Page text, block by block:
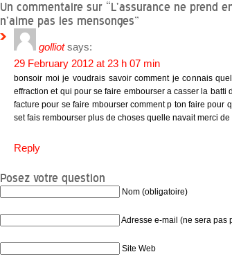
Un commentaire sur “L’assurance ne prend
n’aime pas les mensonges”
golliot says:
29 February 2012 at 23 h 07 min
bonsoir moi je voudrais savoir comment je connais
effraction et qui pour se faire embourser a casser la batti
facture pour se faire mbourser comment p ton faire pour
set fais rembourser plus de choses quelle navait merci de
Reply
Posez votre question
Nom (obligatoire)
Adresse e-mail (ne sera pas
Site Web